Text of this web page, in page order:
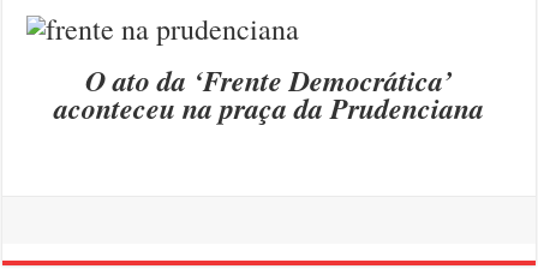
O ato da ‘Frente Democrática’
aconteceu na praça da Prudenciana